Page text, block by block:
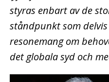
styras enbart av de
ståndpunkt som
resonemang om
det globala syd och